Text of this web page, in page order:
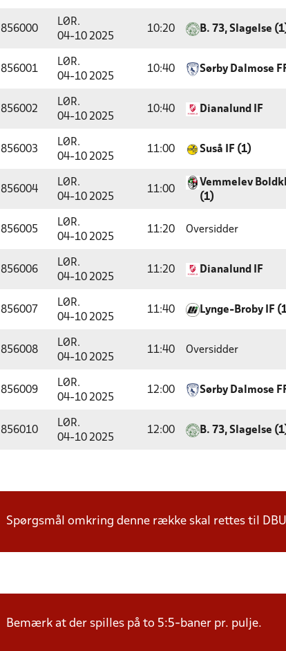
856000
LØR.
04-10 2025
10:20 B. 73, Slagelse
856001
LØR.
04-10 2025
10:40 Sørby Dalmose
856002
LØR.
04-10 2025
10:40 Dianalund IF
856003
LØR.
04-10 2025
11:00 Suså IF (1)
856004
LØR.
04-10 2025
11:00
Vemmelev
(1)
856005
LØR.
04-10 2025
11:20 Oversidder
856006
LØR.
04-10 2025
11:20 Dianalund IF
856007
LØR.
04-10 2025
11:40 Lynge-Broby IF
856008
LØR.
04-10 2025
11:40 Oversidder
856009
LØR.
04-10 2025
12:00 Sørby Dalmose
856010
LØR.
04-10 2025
12:00 B. 73, Slagelse
Spørgsmål omkring denne række skal rettes til
Bemærk at der spilles på to 5:5-baner pr. pulje.